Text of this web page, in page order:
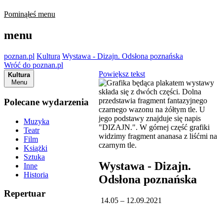
Pominąłeś menu
menu
poznan.pl Kultura Wystawa - Dizajn. Odsłona poznańska
Wróć do poznan.pl
Kultura
Menu
Polecane wydarzenia
Muzyka
Teatr
Film
Książki
Sztuka
Inne
Historia
Repertuar
Powiększ tekst
Wystawa - Dizajn.
Odsłona poznańska
14.05 – 12.09.2021